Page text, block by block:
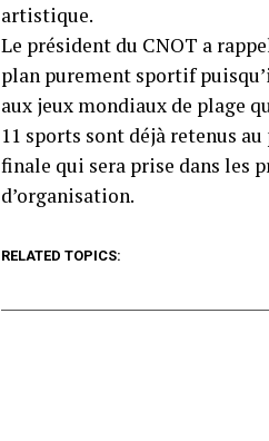
artistique.
Le président du CNOT a
plan purement sportif
aux jeux mondiaux de plage
11 sports sont déjà retenus
finale qui sera prise dans les
d’organisation.
RELATED TOPICS: